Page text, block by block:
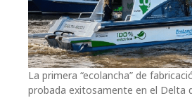
La primera “ecolancha” de
probada exitosamente en el Delta